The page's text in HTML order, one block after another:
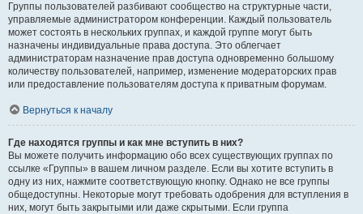
Группы пользователей разбивают сообщество на структурные части,
управляемые администратором конференции. Каждый пользователь
может состоять в нескольких группах, и каждой группе могут быть
назначены индивидуальные права доступа. Это облегчает
администраторам назначение прав доступа одновременно большому
количеству пользователей, например, изменение модераторских прав
или предоставление пользователям доступа к приватным форумам.
Вернуться к началу
Где находятся группы и как мне вступить в них?
Вы можете получить информацию обо всех существующих группах по
ссылке «Группы» в вашем личном разделе. Если вы хотите вступить в
одну из них, нажмите соответствующую кнопку. Однако не все группы
общедоступны. Некоторые могут требовать одобрения для вступления в
них, могут быть закрытыми или даже скрытыми. Если группа